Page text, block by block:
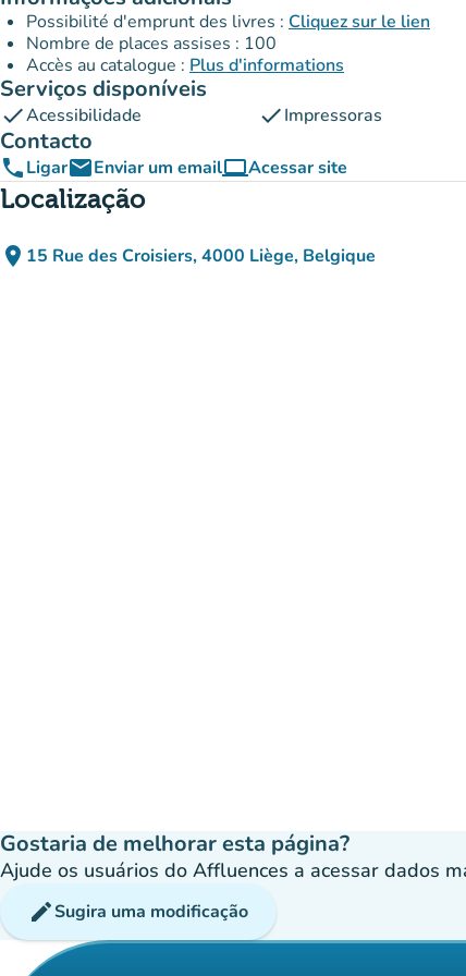
Possibilité d'emprunt des livres : Cliquez sur le lien
Nombre de places assises : 100
Accès au catalogue : Plus d'informations
Serviços disponíveis
checkAcessibilidade checkImpressoras
Contacto
phoneLigaremailEnviar um emailcomputerAcessar site
(novo separador)
Localização
place 15 Rue des Croisiers, 4000 Liège, Belgique
(abrir no Google Maps)
(novo separador)
Gostaria de melhorar esta página?
Ajude os usuários do Affluences a acessar dados
editSugira uma modificação